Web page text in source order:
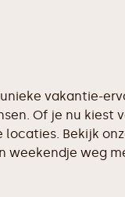
vakantie-
Of je nu kiest
Bekijk
weg